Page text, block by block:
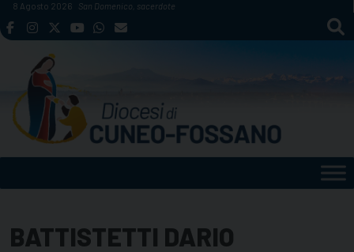
Skip
to
8 Agosto 2026 San Domenico, sacerdote
BATTISTETTI DARIO